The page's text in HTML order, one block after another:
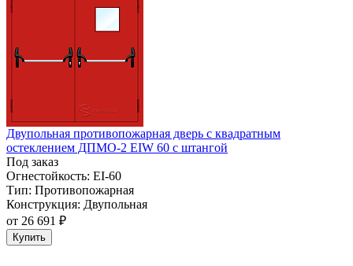
Двупольная противопожарная дверь с квадратным
остеклением ДПМО-2 EIW 60 с штангой
Под заказ
Огнестойкость: EI-60
Тип: Противопожарная
Конструкция: Двупольная
от 26 691 ₽
Купить